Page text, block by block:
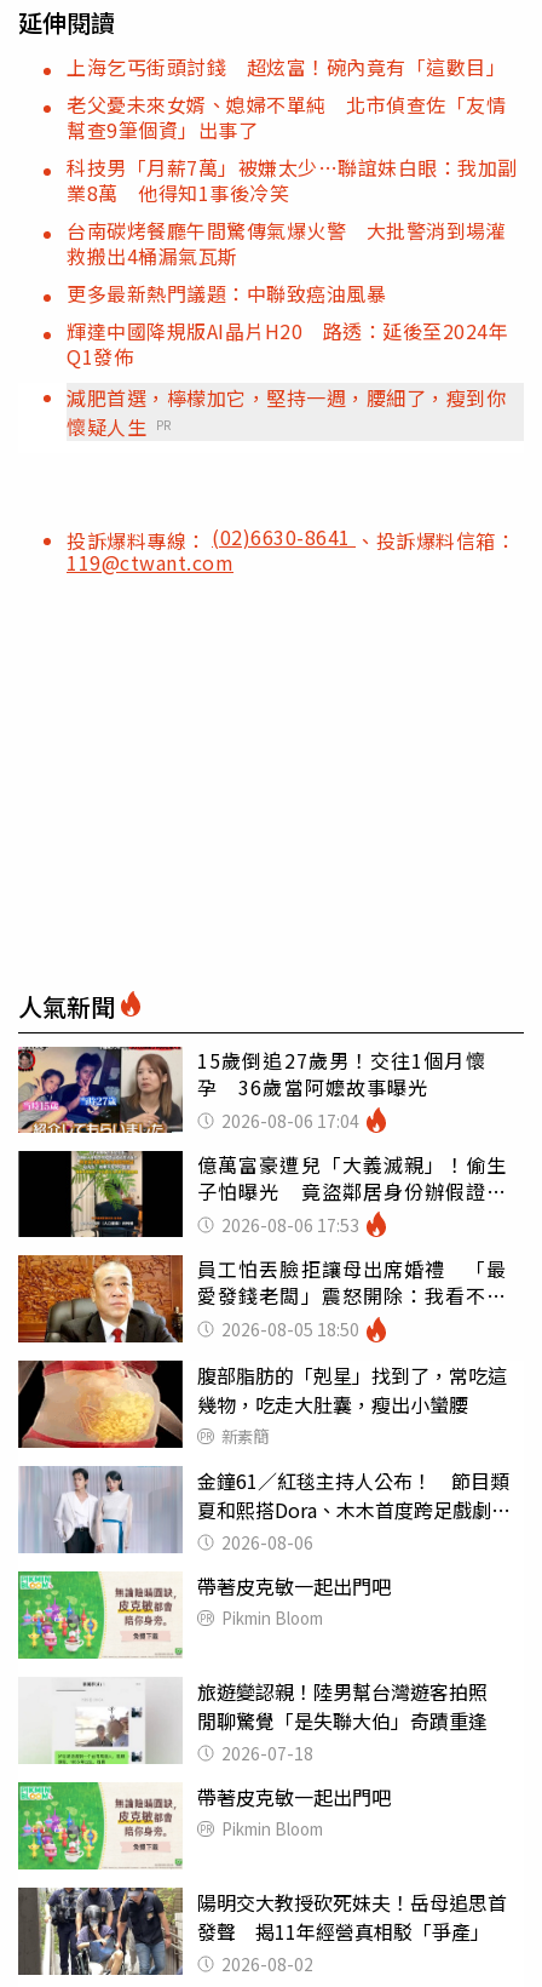
延伸閱讀
上海乞丐街頭討錢 超炫富！碗內竟有「這數目」
老父憂未來女婿、媳婦不單純 北市偵查佐「友情
幫查9筆個資」出事了
科技男「月薪7萬」被嫌太少…聯誼妹白眼：我加副
業8萬 他得知1事後冷笑
台南碳烤餐廳午間驚傳氣爆火警 大批警消到場灌
救搬出4桶漏氣瓦斯
更多最新熱門議題：中聯致癌油風暴
輝達中國降規版AI晶片H20 路透：延後至2024年
Q1發佈
減肥首選，檸檬加它，堅持一週，腰細了，瘦到你
懷疑人生 PR
投訴爆料專線： (02)6630-8641 、投訴爆料信箱：
119@ctwant.com
人氣新聞
15歲倒追27歲男！交往1個月懷
孕 36歲當阿嬤故事曝光
2026-08-06 17:04
億萬富豪遭兒「大義滅親」！偷生
子怕曝光 竟盜鄰居身份辦假證落
戶 2026-08-06 17:53
員工怕丟臉拒讓母出席婚禮 「最
愛發錢老闆」震怒開除：我看不起
你 2026-08-05 18:50
腹部脂肪的「剋星」找到了，常吃這
幾物，吃走大肚囊，瘦出小蠻腰
新素簡
金鐘61／紅毯主持人公布！ 節目類
夏和熙搭Dora、木木首度跨足戲劇類
攜手石知田
2026-08-06
帶著皮克敏一起出門吧
Pikmin Bloom
旅遊變認親！陸男幫台灣遊客拍照
閒聊驚覺「是失聯大伯」奇蹟重逢
2026-07-18
帶著皮克敏一起出門吧
Pikmin Bloom
陽明交大教授砍死妹夫！岳母追思首
發聲 揭11年經營真相駁「爭產」
2026-08-02